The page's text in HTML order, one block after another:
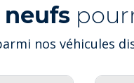
neufs
nos véhicules